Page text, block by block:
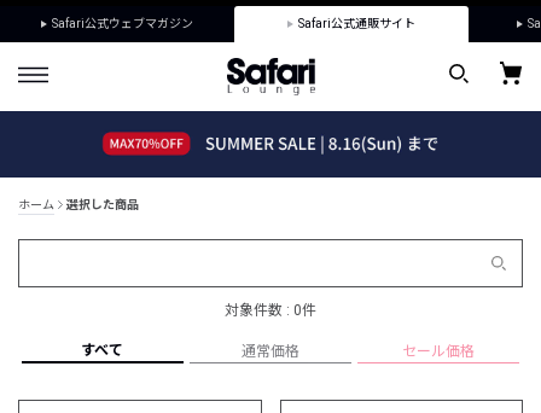
Safari公式ウェブマガジン Safari公式通販サイト
ホーム 選択した商品
対象件数 : 0件
すべて 通常価格 セール価格